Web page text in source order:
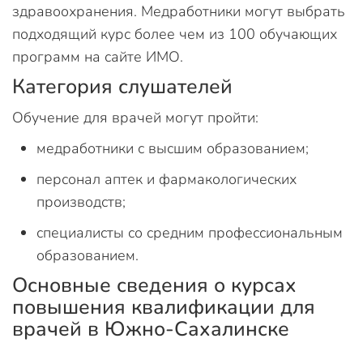
здравоохранения. Медработники могут выбрать
подходящий курс более чем из 100 обучающих
программ на сайте ИМО.
Категория слушателей
Обучение для врачей могут пройти:
медработники с высшим образованием;
персонал аптек и фармакологических
производств;
специалисты со средним профессиональным
образованием.
Основные сведения о курсах
повышения квалификации для
врачей в Южно-Сахалинске